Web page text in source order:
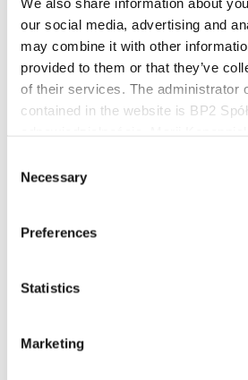
our social media, advertising and
may combine it with other
provided to them or that they’ve
of their services. The administrator
contained in the website is BP2
121387608.
Selection
Necessary
Preferences
Statistics
Marketing